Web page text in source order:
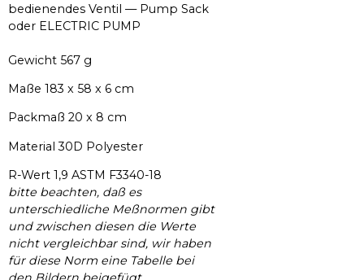
bedienendes Ventil — Pump Sack
oder ELECTRIC PUMP
Gewicht 567 g
Maße 183 x 58 x 6 cm
Packmaß 20 x 8 cm
Material 30D Polyester
R-Wert 1,9 ASTM F3340-18
bitte beachten, daß es
unterschiedliche Meßnormen gibt
und zwischen diesen die Werte
nicht vergleichbar sind, wir haben
für diese Norm eine Tabelle bei